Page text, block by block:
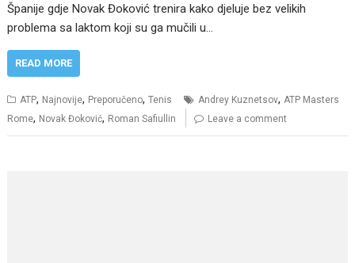
Španije gdje Novak Đoković trenira kako djeluje bez velikih
problema sa laktom koji su ga mučili u…
READ MORE
ATP, Najnovije, Preporučeno,Tenis Andrey Kuznetsov,ATP Masters
Rome, Novak Đoković, Roman Safiullin Leave a comment